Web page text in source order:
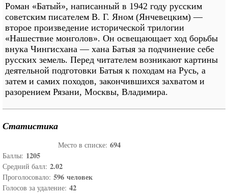
Роман «Батый», написанный в 1942 году русским
советским писателем В. Г. Яном (Янчевецким) —
второе произведение исторической трилогии
«Нашествие монголов». Он освещающает ход борьбы
внука Чингисхана — хана Батыя за подчинение себе
русских земель. Перед читателем возникают картины
деятельной подготовки Батыя к походам на Русь, а
затем и самих походов, закончившихся захватом и
разорением Рязани, Москвы, Владимира.
Статистика
Место в списке: 694
Баллы: 1205
Средний балл: 2.02
Проголосовало: 596 человек
Голосов за удаление: 42